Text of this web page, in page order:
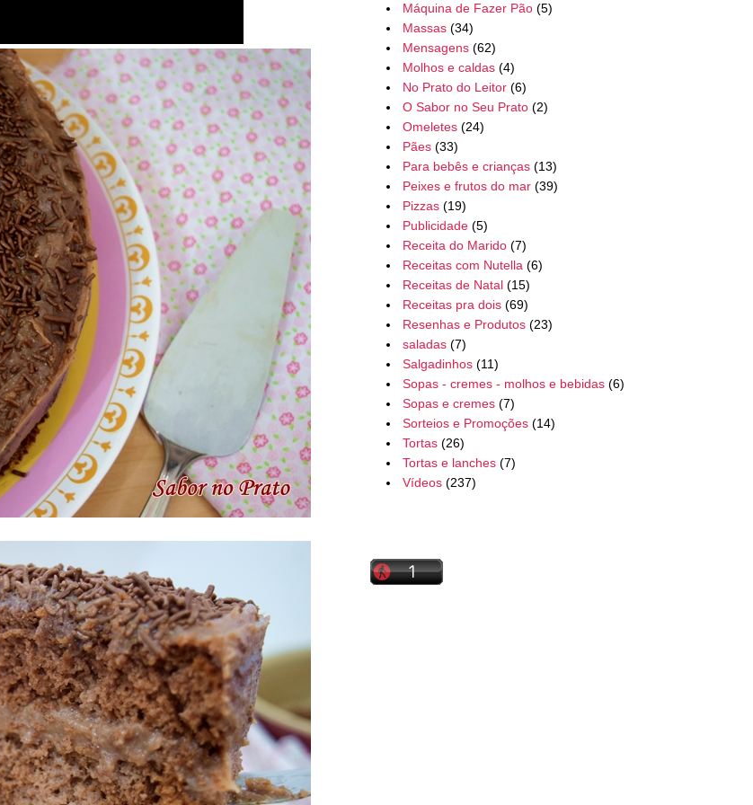
Máquina de Fazer Pão (5)
Massas (34)
Mensagens (62)
Molhos e caldas (4)
No Prato do Leitor (6)
O Sabor no Seu Prato (2)
Omeletes (24)
Pães (33)
Para bebês e crianças (13)
Peixes e frutos do mar (39)
Pizzas (19)
Publicidade (5)
Receita do Marido (7)
Receitas com Nutella (6)
Receitas de Natal (15)
Receitas pra dois (69)
Resenhas e Produtos (23)
saladas (7)
Salgadinhos (11)
Sopas - cremes - molhos e bebidas (6)
Sopas e cremes (7)
Sorteios e Promoções (14)
Tortas (26)
Tortas e lanches (7)
Vídeos (237)